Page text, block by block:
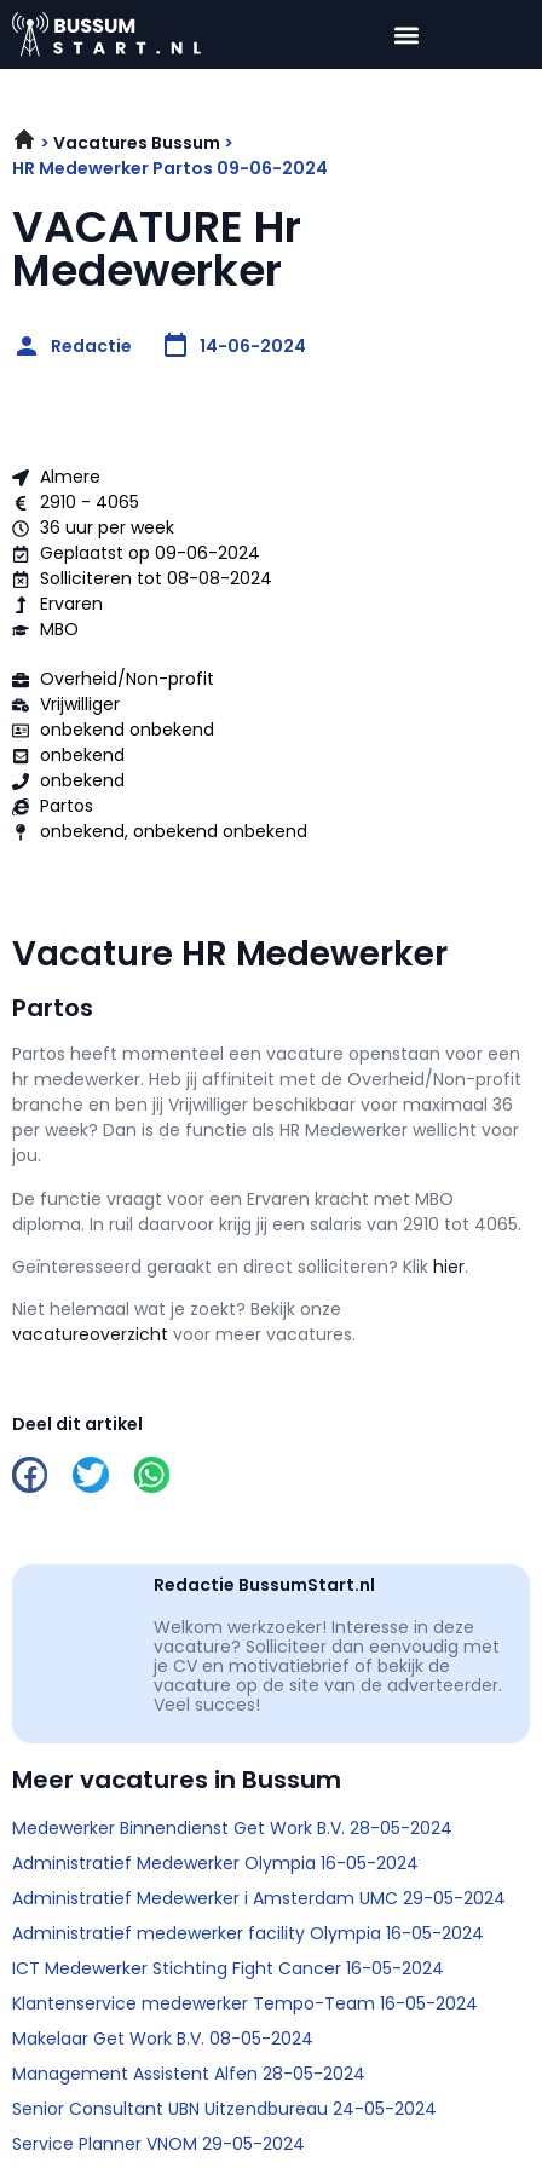
Vacatures Bussum
HR Medewerker Partos 09-06-2024
VACATURE Hr
Medewerker
Redactie 14-06-2024
Almere
2910 - 4065
36 uur per week
Geplaatst op 09-06-2024
Solliciteren tot 08-08-2024
Ervaren
MBO
Overheid/Non-profit
Vrijwilliger
onbekend onbekend
onbekend
onbekend
Partos
onbekend, onbekend onbekend
Vacature HR Medewerker
Partos
Partos heeft momenteel een vacature openstaan voor een
hr medewerker. Heb jij affiniteit met de Overheid/Non-profit
branche en ben jij Vrijwilliger beschikbaar voor maximaal 36
per week? Dan is de functie als HR Medewerker wellicht voor
jou.
De functie vraagt voor een Ervaren kracht met MBO
diploma. In ruil daarvoor krijg jij een salaris van 2910 tot 4065.
Geïnteresseerd geraakt en direct solliciteren? Klik hier.
Niet helemaal wat je zoekt? Bekijk onze
vacatureoverzicht voor meer vacatures.
Deel dit artikel
Redactie BussumStart.nl
Welkom werkzoeker! Interesse in deze
vacature? Solliciteer dan eenvoudig met
je CV en motivatiebrief of bekijk de
vacature op de site van de adverteerder.
Veel succes!
Meer vacatures in Bussum
Medewerker Binnendienst Get Work B.V. 28-05-2024
Administratief Medewerker Olympia 16-05-2024
Administratief Medewerker i Amsterdam UMC 29-05-2024
Administratief medewerker facility Olympia 16-05-2024
ICT Medewerker Stichting Fight Cancer 16-05-2024
Klantenservice medewerker Tempo-Team 16-05-2024
Makelaar Get Work B.V. 08-05-2024
Management Assistent Alfen 28-05-2024
Senior Consultant UBN Uitzendbureau 24-05-2024
Service Planner VNOM 29-05-2024